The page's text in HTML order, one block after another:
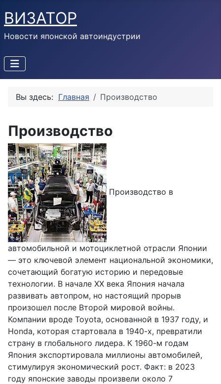
ВИЗАТОР
Новости японской автоиндустрии
Вы здесь: Главная Производство
Производство
Производство в
автомобильной и мотоциклетной отрасли Японии
— это ключевой элемент национальной экономики,
сочетающий богатую историю и передовые
технологии. В начале XX века Япония начала
развивать автопром, но настоящий прорыв
произошел после Второй мировой войны.
Компании вроде Toyota, основанной в 1937 году, и
Honda, которая стартовала в 1940-х, превратили
страну в глобального лидера. К 1960-м годам
Япония экспортировала миллионы автомобилей,
стимулируя экономический рост. Факт: в 2023
году японские заводы произвели около 7